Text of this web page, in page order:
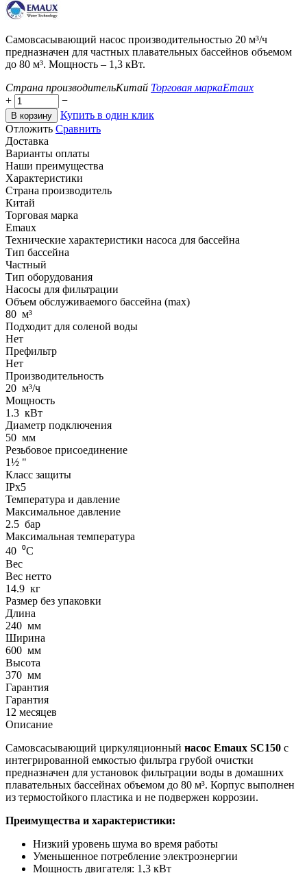
Самовсасывающий насос производительностью 20 м³/ч
предназначен для частных плавательных бассейнов объемом
до 80 м³. Мощность – 1,3 кВт.
Страна производительКитай Торговая маркаEmaux
+
−
В корзину
Купить в один клик
Отложить Сравнить
Доставка
Варианты оплаты
Наши преимущества
Характеристики
Страна производитель
Китай
Торговая марка
Emaux
Технические характеристики насоса для бассейна
Тип бассейна
Частный
Тип оборудования
Насосы для фильтрации
Объем обслуживаемого бассейна (max)
80 м³
Подходит для соленой воды
Нет
Префильтр
Нет
Производительность
20 м³/ч
Мощность
1.3 кВт
Диаметр подключения
50 мм
Резьбовое присоединение
1½ "
Класс защиты
IPx5
Температура и давление
Максимальное давление
2.5 бар
Максимальная температура
40 ⁰С
Вес
Вес нетто
14.9 кг
Размер без упаковки
Длина
240 мм
Ширина
600 мм
Высота
370 мм
Гарантия
Гарантия
12 месяцев
Описание
Самовсасывающий циркуляционный насос Emaux SC150 с
интегрированной емкостью фильтра грубой очистки
предназначен для установок фильтрации воды в домашних
плавательных бассейнах объемом до 80 м³. Корпус выполнен
из термостойкого пластика и не подвержен коррозии.
Преимущества и характеристики:
Низкий уровень шума во время работы
Уменьшенное потребление электроэнергии
Мощность двигателя: 1,3 кВт